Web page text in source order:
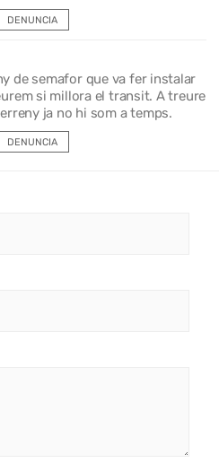
DENUNCIA
de semafor que va fer instalar
si millora el transit. A treure
ja no hi som a temps.
DENUNCIA